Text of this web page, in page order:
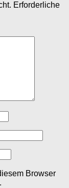
Erforderliche
Browser